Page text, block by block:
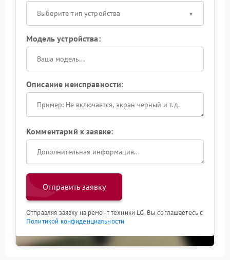
Выберите тип устройства
Модель устройства:
Описание неисправности:
Комментарий к заявке:
Отправить заявку
Отправляя заявку на ремонт техники LG, Вы соглашаетесь с
Политикой конфиденциальности